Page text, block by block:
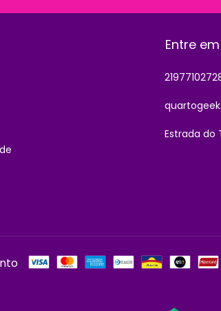
Entre
Estrada do